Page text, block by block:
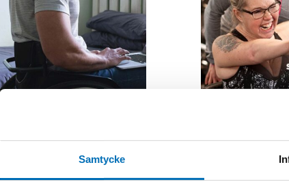
Samtycke
23 maj 2023 RAPPORT-